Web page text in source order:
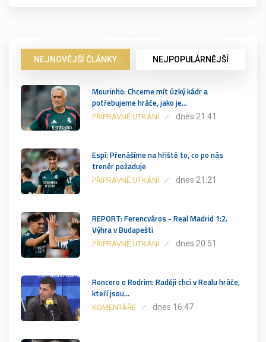
NEJNOVĚJŠÍ ČLÁNKY NEJPOPULÁRNĚJŠÍ
Mourinho: Chceme mít úzký kádr a
potřebujeme hráče, jako je…
PŘÍPRAVNÉ UTKÁNÍ dnes 21:41
Espí: Přenášíme na hřiště to, co po nás
trenér požaduje
PŘÍPRAVNÉ UTKÁNÍ dnes 21:21
REPORT: Ferencváros - Real Madrid 1:2.
Výhra v Budapešti
PŘÍPRAVNÉ UTKÁNÍ dnes 20:51
Roncero o Rodrim: Raději chci v Realu hráče,
kteří jsou…
KOMENTÁŘE dnes 16:47